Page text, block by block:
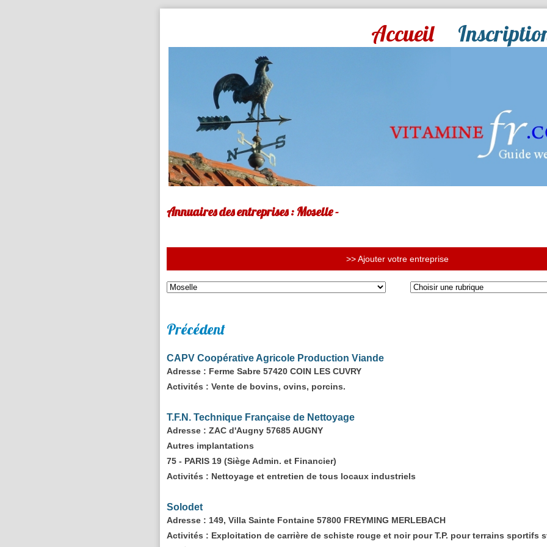
Accueil
Annuaires des entreprises : Moselle -
>> Ajouter votre entreprise
Précédent
CAPV Coopérative Agricole Production Viande
Adresse : Ferme Sabre 57420 COIN LES CUVRY
Activités : Vente de bovins, ovins, porcins.
T.F.N. Technique Française de Nettoyage
Adresse : ZAC d'Augny 57685 AUGNY
Autres implantations
75 - PARIS 19 (Siège Admin. et Financier)
Activités : Nettoyage et entretien de tous locaux industriels
Solodet
Adresse : 149, Villa Sainte Fontaine 57800 FREYMING MERLEBACH
Activités : Exploitation de carrière de schiste rouge et noir pour T.P. pour terrains sportifs